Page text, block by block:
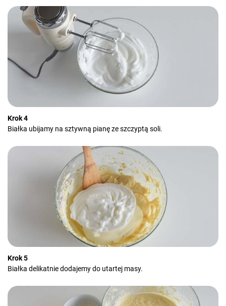
Krok 4
Białka ubijamy na sztywną pianę ze szczyptą soli.
Krok 5
Białka delikatnie dodajemy do utartej masy.